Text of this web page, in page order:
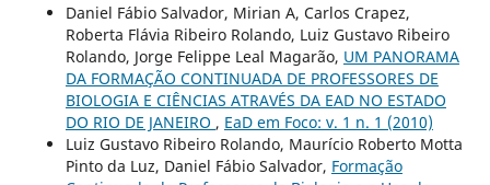
Daniel Fábio Salvador, Mirian A, Carlos Crapez,
Roberta Flávia Ribeiro Rolando, Luiz Gustavo Ribeiro
Rolando, Jorge Felippe Leal Magarão, UM PANORAMA
DA FORMAÇÃO CONTINUADA DE PROFESSORES DE
BIOLOGIA E CIÊNCIAS ATRAVÉS DA EAD NO ESTADO
DO RIO DE JANEIRO , EaD em Foco: v. 1 n. 1 (2010)
Luiz Gustavo Ribeiro Rolando, Maurí­cio Roberto Motta
Pinto da Luz, Daniel Fábio Salvador, Formação